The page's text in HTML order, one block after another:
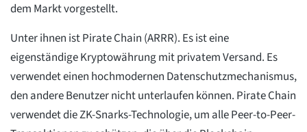
dem Markt vorgestellt.
Unter ihnen ist Pirate Chain (ARRR). Es ist eine
eigenständige Kryptowährung mit privatem Versand. Es
verwendet einen hochmodernen Datenschutzmechanismus,
den andere Benutzer nicht unterlaufen können. Pirate Chain
verwendet die ZK-Snarks-Technologie, um alle Peer-to-Peer-